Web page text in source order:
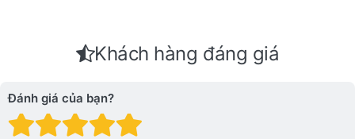
Khách hàng đáng giá
Đánh giá của bạn?
Đánh giá: 4 trên 5
Đánh giá: 3 trên 5 sao.
Đánh giá: 2 trên 5 sao.
Đánh giá: 1 trên 5 sao. Xấu